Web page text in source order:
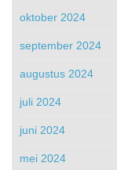
oktober 2024
september 2024
augustus 2024
juli 2024
juni 2024
mei 2024